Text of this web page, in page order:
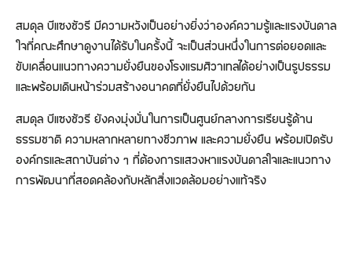
สมดุล บีแซงชัวรี มีความหวังเป็นอย่างยิ่งว่าองค์ความรู้และแรงบันดาล
ใจที่คณะศึกษาดูงานได้รับในครั้งนี้ จะเป็นส่วนหนึ่งในการต่อยอดและ
ขับเคลื่อนแนวทางความยั่งยืนของโรงแรมศิวาเทลได้อย่างเป็นรูปธรรม
และพร้อมเดินหน้าร่วมสร้างอนาคตที่ยั่งยืนไปด้วยกัน
สมดุล บีแซงชัวรี ยังคงมุ่งมั่นในการเป็นศูนย์กลางการเรียนรู้ด้าน
ธรรมชาติ ความหลากหลายทางชีวภาพ และความยั่งยืน พร้อมเปิดรับ
องค์กรและสถาบันต่าง ๆ ที่ต้องการแสวงหาแรงบันดาลใจและแนวทาง
การพัฒนาที่สอดคล้องกับหลักสิ่งแวดล้อมอย่างแท้จริง